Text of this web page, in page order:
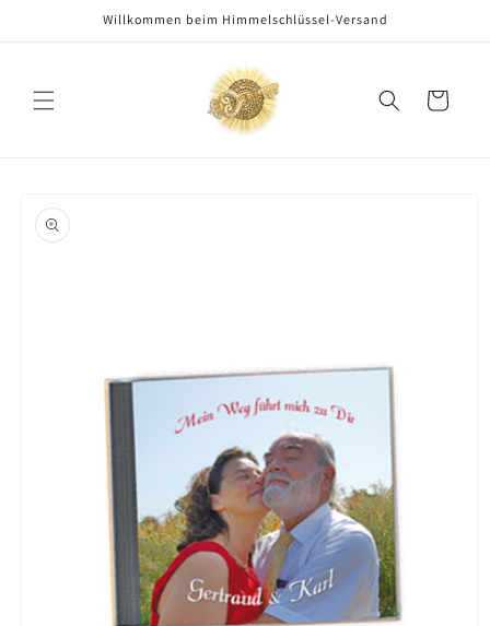
Willkommen beim Himmelschlüssel-Versand
Warenkorb